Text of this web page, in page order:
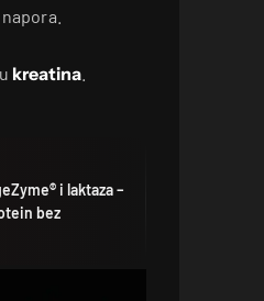
kreatina
i laktaza –
bez